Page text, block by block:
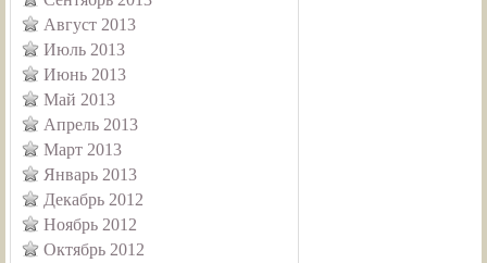
Август 2013
Июль 2013
Июнь 2013
Май 2013
Апрель 2013
Март 2013
Январь 2013
Декабрь 2012
Ноябрь 2012
Октябрь 2012